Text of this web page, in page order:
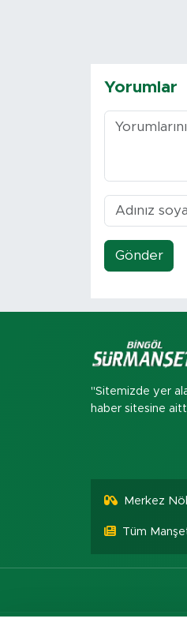
Yorumlar
Gönder
"Sitemizde yer
haber sitesine
Merkez
Tüm